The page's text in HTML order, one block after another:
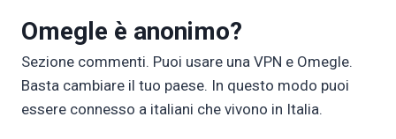
Omegle è anonimo?
Sezione commenti. Puoi usare una VPN e Omegle.
Basta cambiare il tuo paese. In questo modo puoi
essere connesso a italiani che vivono in Italia.